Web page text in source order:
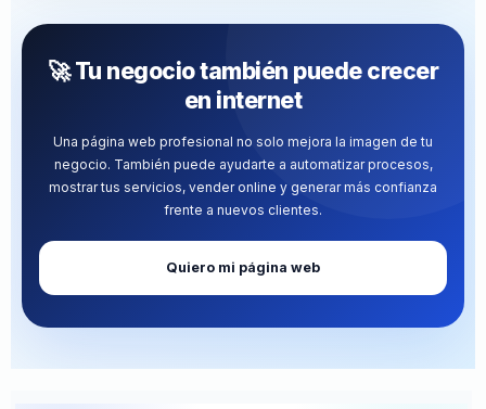
🚀 Tu negocio también puede crecer
en internet
Una página web profesional no solo mejora la imagen de tu
negocio. También puede ayudarte a automatizar procesos,
mostrar tus servicios, vender online y generar más confianza
frente a nuevos clientes.
Quiero mi página web